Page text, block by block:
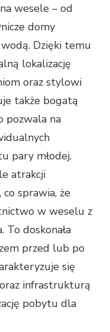
wesele – od
domy
Dzięki temu
lokalizację
oraz stylowi
także bogatą
pozwala na
pary młodej.
atrakcji
sprawia, że
w weselu z
doskonała
przed lub po
się
infrastrukturą
pobytu dla